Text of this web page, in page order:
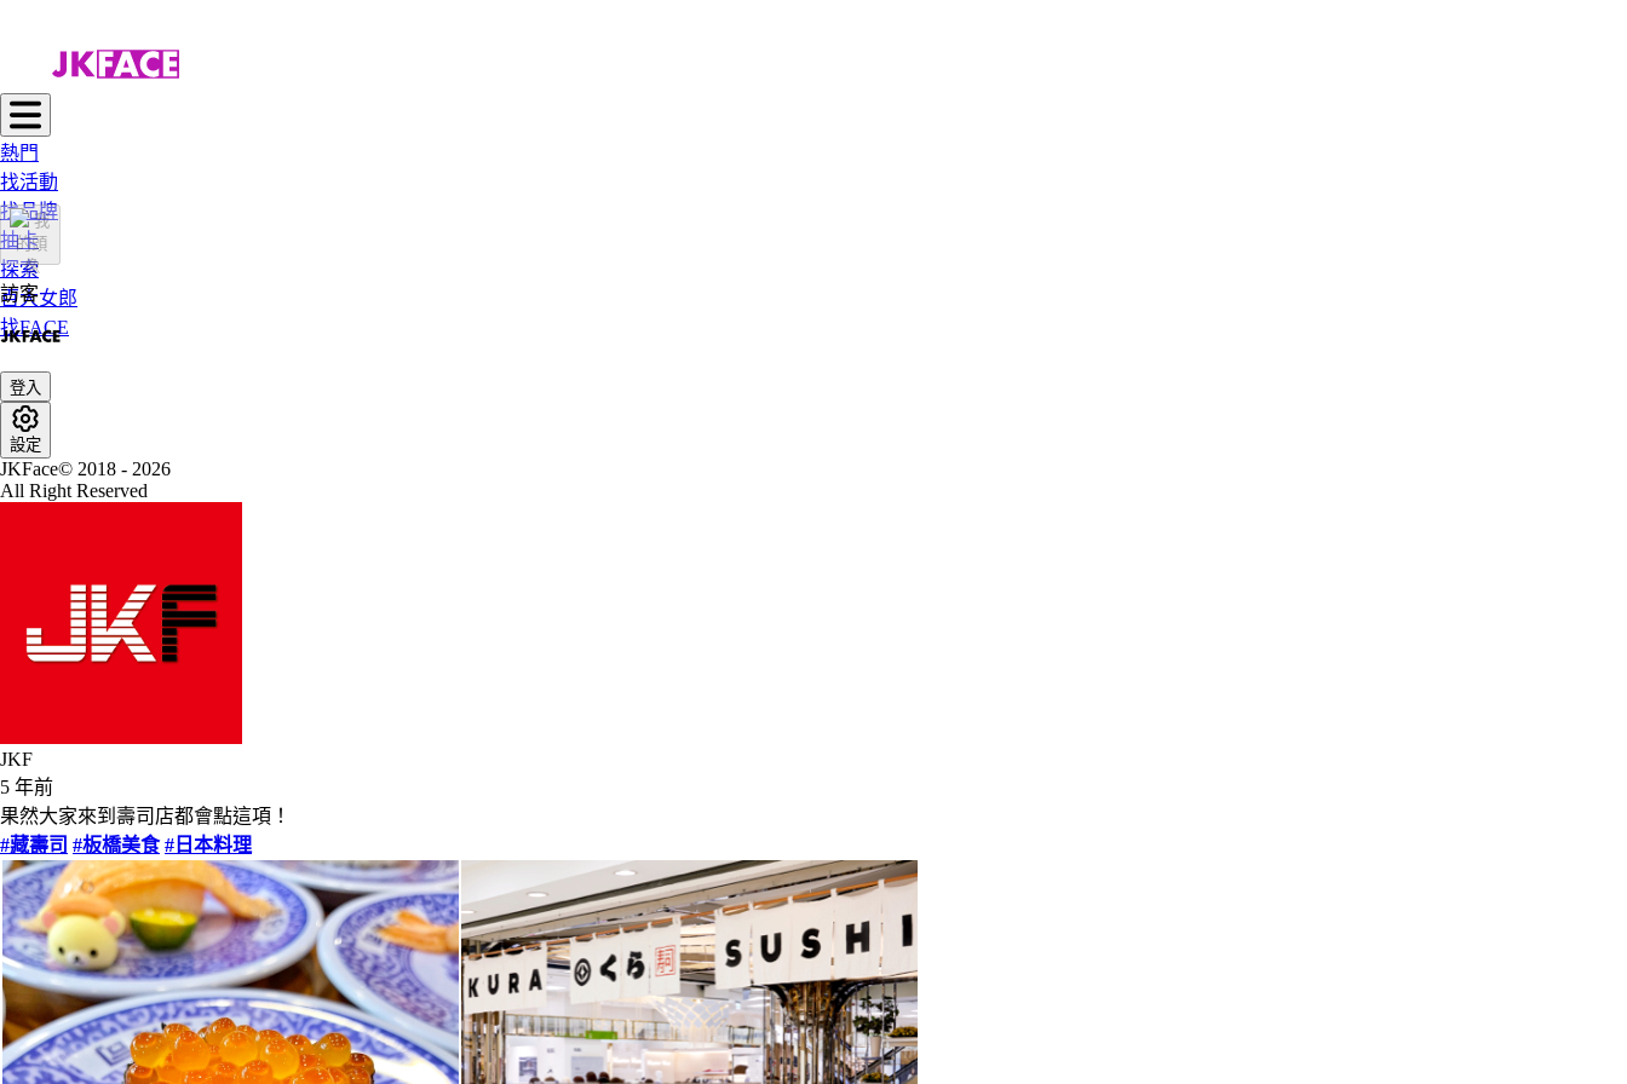
熱門
找活動
找品牌
抽卡
探索
百大女郎
找FACE
訪客
登入
設定
JKFace© 2018 - 2026
All Right Reserved
JKF
5 年前
果然大家來到壽司店都會點這項！
#藏壽司 #板橋美食 #日本料理